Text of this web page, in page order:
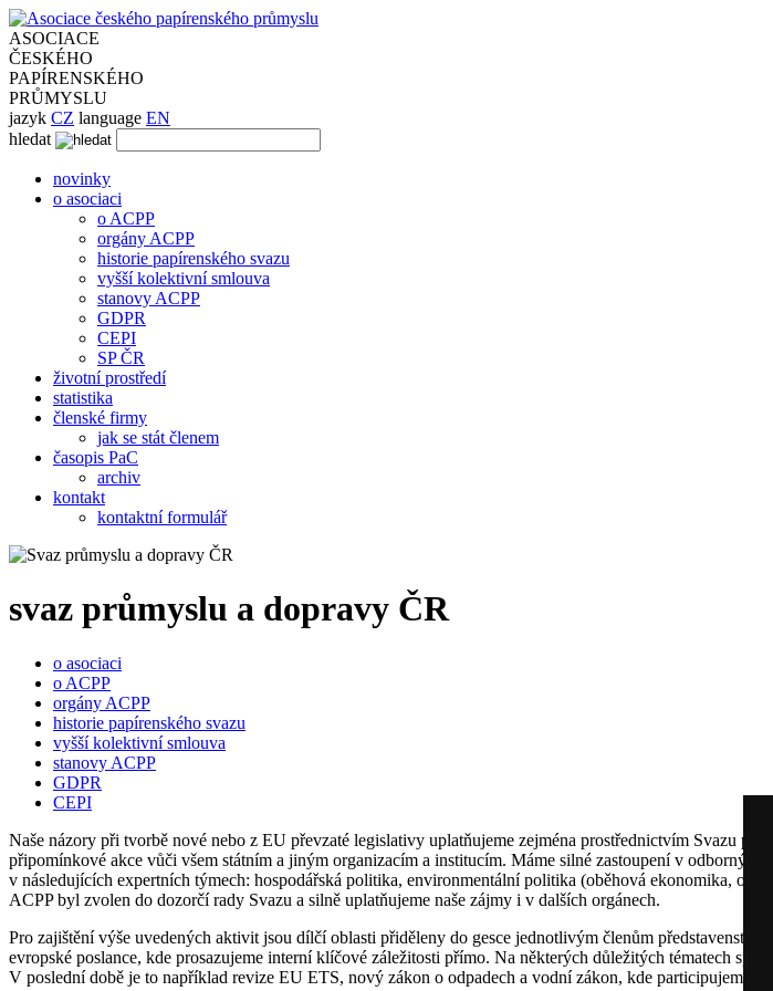
ASOCIACE
ČESKÉHO
PAPÍRENSKÉHO
PRŮMYSLU
jazyk CZ language EN
hledat
novinky
o asociaci
o ACPP
orgány ACPP
historie papírenského svazu
vyšší kolektivní smlouva
stanovy ACPP
GDPR
CEPI
SP ČR
životní prostředí
statistika
členské firmy
jak se stát členem
časopis PaC
archiv
kontakt
kontaktní formulář
svaz průmyslu a dopravy ČR
o asociaci
o ACPP
orgány ACPP
historie papírenského svazu
vyšší kolektivní smlouva
stanovy ACPP
GDPR
CEPI
Naše názory při tvorbě nové nebo z EU převzaté legislativy uplatňujeme zejména prostřednictvím Svazu
připomínkové akce vůči všem státním a jiným organizacím a institucím. Máme silné zastoupení v
v následujících expertních týmech: hospodářská politika, environmentální politika (oběhová ekonomika,
ACPP byl zvolen do dozorčí rady Svazu a silně uplatňujeme naše zájmy i v dalších orgánech.
Pro zajištění výše uvedených aktivit jsou dílčí oblasti přiděleny do gesce jednotlivým členům
evropské poslance, kde prosazujeme interní klíčové záležitosti přímo. Na některých důležitých tématech
V poslední době je to například revize EU ETS, nový zákon o odpadech a vodní zákon, kde participujeme